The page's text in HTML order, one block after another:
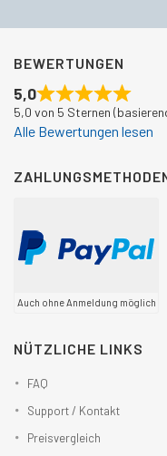
BEWERTUNGEN
5,0
5,0 von 5 Sternen
Alle Bewertungen lesen
Auch ohne Anmeldung möglich
NÜTZLICHE LINKS
FAQ
Support / Kontakt
Preisvergleich